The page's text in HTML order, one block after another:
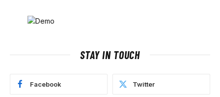
STAY IN TOUCH
Facebook Twitter